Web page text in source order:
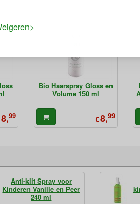
8,99
Bio Haarspray Gloss en
Volume 150 ml
€8,99
Anti-klit Spray voor
Kinderen Vanille en Peer
240 ml